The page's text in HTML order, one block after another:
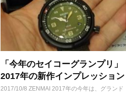
「今年のセイコーグランプリ」
2017年の新作インプレッション
2017/10/8 ZENMAI 2017年の今年は、グランド